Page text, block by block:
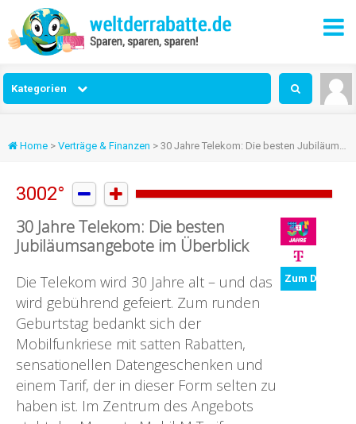
Kategorien
Home > Verträge & Finanzen > 30 Jahre Telekom: Die besten Jubiläumsangebote im Überblick
3002°  
30 Jahre Telekom: Die besten
Jubiläumsangebote im Überblick
Die Telekom wird 30 Jahre alt – und das
wird gebührend gefeiert. Zum runden
Geburtstag bedankt sich der
Mobilfunkriese mit satten Rabatten,
sensationellen Datengeschenken und
einem Tarif, der in dieser Form selten zu
haben ist. Im Zentrum des Angebots
Zum Deal